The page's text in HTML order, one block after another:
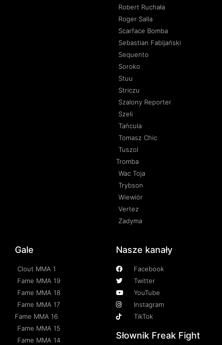
Robert Ruchała
Roger Salla
Scarface Bomba
Sebastian Fabijański
Sequento
Soroko
Stuu
Striczu
Szalony Reporter
Szeli
Tańcula
Tomasz Chic
Tuszol
Tromba
Wac Toja
Trybson
Wiewiór
Vertez
Zadyma
Gale
Clout MMA 1
Fame MMA 19
Fame MMA 18
Fame MMA 17
Fame MMA 16
Fame MMA 15
Fame MMA 14
Nasze kanały
Facebook
Twitter
YouTube
Instagram
TikTok
Słownik Freak Fight